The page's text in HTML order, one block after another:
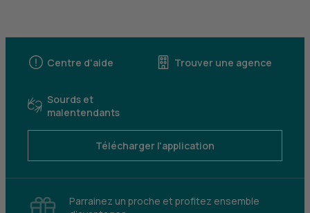
Centre d'aide Trouver une agence
Sourds et
malentendants
Télécharger l'application
Parrainez un proche et profitez ensemble